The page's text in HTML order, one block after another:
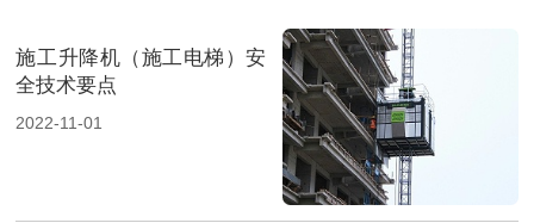
施工升降机（施工电梯）安
全技术要点
2022-11-01